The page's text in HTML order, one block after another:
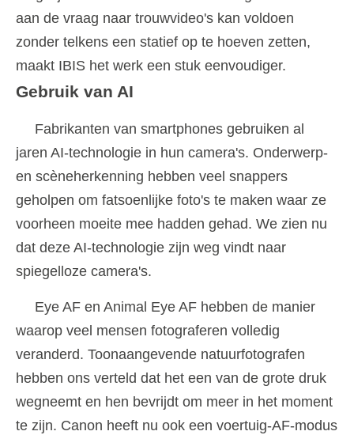
aan de vraag naar trouwvideo's kan voldoen
zonder telkens een statief op te hoeven zetten,
maakt IBIS het werk een stuk eenvoudiger.
Gebruik van AI
Fabrikanten van smartphones gebruiken al
jaren AI-technologie in hun camera's. Onderwerp-
en scèneherkenning hebben veel snappers
geholpen om fatsoenlijke foto's te maken waar ze
voorheen moeite mee hadden gehad. We zien nu
dat deze AI-technologie zijn weg vindt naar
spiegelloze camera's.
Eye AF en Animal Eye AF hebben de manier
waarop veel mensen fotograferen volledig
veranderd. Toonaangevende natuurfotografen
hebben ons verteld dat het een van de grote druk
wegneemt en hen bevrijdt om meer in het moment
te zijn. Canon heeft nu ook een voertuig-AF-modus